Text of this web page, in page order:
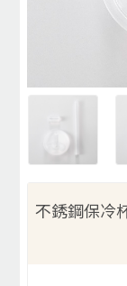
不銹鋼保冷